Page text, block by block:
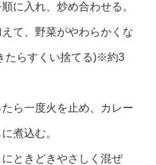
に入れ、炒め合わせる。
て、野菜がやわらかくな
たらすくい捨てる)※約3
ら一度火を止め、カレー
煮込む。
ときどきやさしく混ぜ